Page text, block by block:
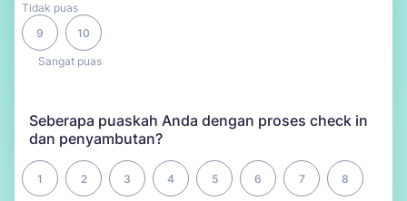
Tidak puas
9
Sangat puas
10
Seberapa puaskah Anda dengan proses check in
dan penyambutan?
1 2 3 4 5 6 7 8
1 is Tidak puas, 10 is Sangat puas